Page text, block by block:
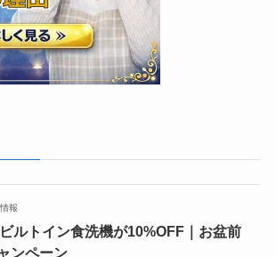
報
ビルトイン食洗機が10%OFF｜お盆前
ンペーン